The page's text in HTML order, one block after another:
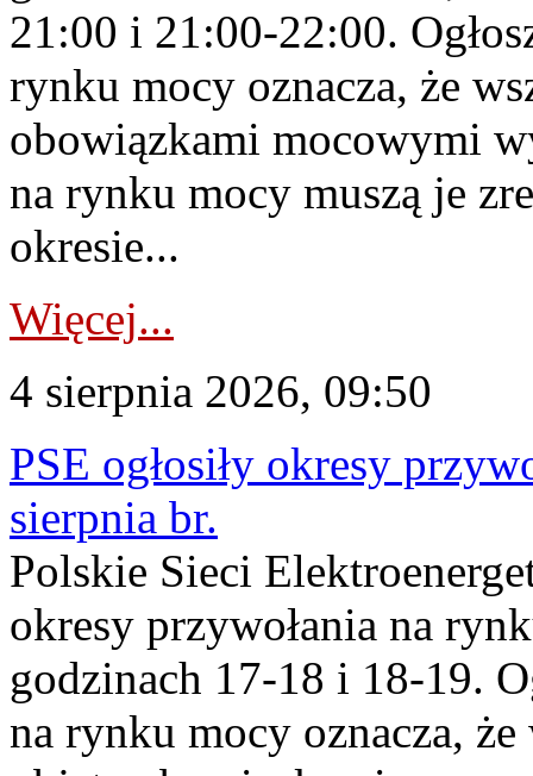
21:00 i 21:00-22:00.
rynku mocy oznacza, że
obowiązkami mocowymi
na rynku mocy muszą je
okresie...
Więcej...
4 sierpnia 2026, 09:50
PSE ogłosiły okresy
sierpnia br.
Polskie Sieci
okresy przywołania na
godzinach 17-18 i 18-19.
na rynku mocy oznacza,